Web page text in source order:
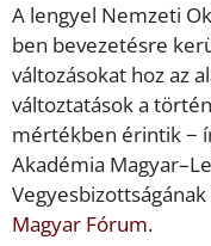
A lengyel Nemzeti
ben bevezetésre
változásokat hoz az
változtatások a
mértékben érintik −
Akadémia
Magyar Fórum.